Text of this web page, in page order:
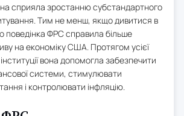
сприяла зростанню субстандартного
Тим не менш, якщо дивитися в
поведінка ФРС справила більше
на економіку США. Протягом усієї
інституції вона допомогла забезпечити
системи, стимулювати
і контролювати інфляцію.